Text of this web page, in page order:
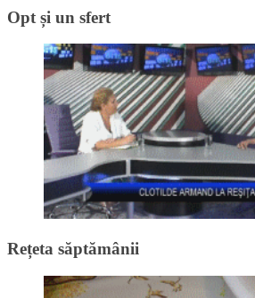
Opt și un sfert
Rețeta săptămânii